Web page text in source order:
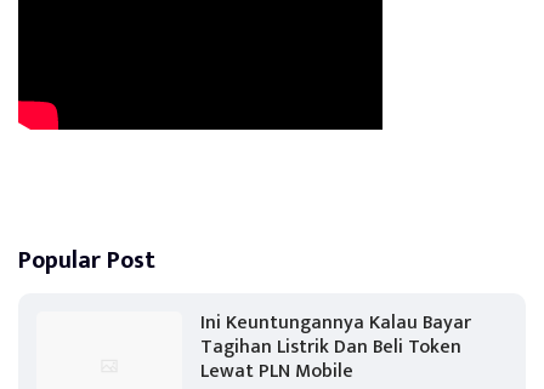
Popular Post
Ini Keuntungannya Kalau Bayar
Tagihan Listrik Dan Beli Token
Lewat PLN Mobile